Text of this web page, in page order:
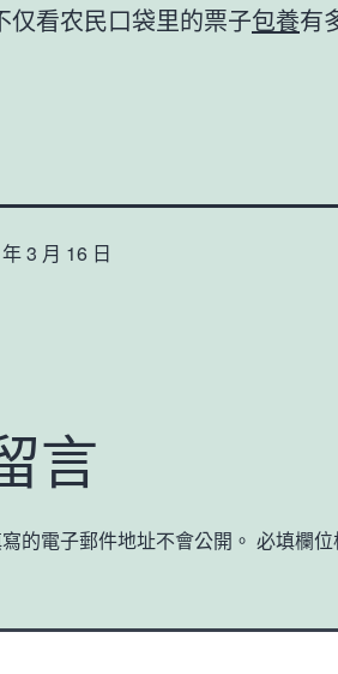
仅看农民口袋里的票子包養有
3 月 16 日
言
的電子郵件地址不會公開。 必填欄